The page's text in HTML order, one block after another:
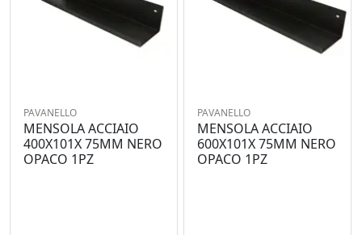
PAVANELLO
MENSOLA ACCIAIO
400X101X 75MM NERO
OPACO 1PZ
PAVANELLO
MENSOLA ACCIAIO
600X101X 75MM NERO
OPACO 1PZ